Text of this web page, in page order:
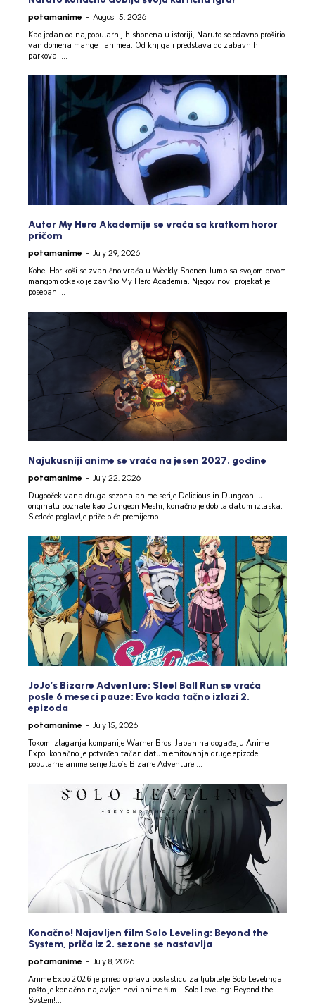
potamanime - August 5, 2026
Kao jedan od najpopularnijih shonena u istoriji, Naruto se odavno proširio
van domena mange i animea. Od knjiga i predstava do zabavnih
parkova i...
Autor My Hero Akademije se vraća sa kratkom horor
pričom
potamanime - July 29, 2026
Kohei Horikoši se zvanično vraća u Weekly Shonen Jump sa svojom prvom
mangom otkako je završio My Hero Academia. Njegov novi projekat je
poseban,...
Najukusniji anime se vraća na jesen 2027. godine
potamanime - July 22, 2026
Dugoočekivana druga sezona anime serije Delicious in Dungeon, u
originalu poznate kao Dungeon Meshi, konačno je dobila datum izlaska.
Sledeće poglavlje priče biće premijerno...
JoJo’s Bizarre Adventure: Steel Ball Run se vraća
posle 6 meseci pauze: Evo kada tačno izlazi 2.
epizoda
potamanime - July 15, 2026
Tokom izlaganja kompanije Warner Bros. Japan na događaju Anime
Expo, konačno je potvrđen tačan datum emitovanja druge epizode
popularne anime serije JoJo’s Bizarre Adventure:...
Konačno! Najavljen film Solo Leveling: Beyond the
System, priča iz 2. sezone se nastavlja
potamanime - July 8, 2026
Anime Expo 2026 je priredio pravu poslasticu za ljubitelje Solo Levelinga,
pošto je konačno najavljen novi anime film - Solo Leveling: Beyond the
System!...